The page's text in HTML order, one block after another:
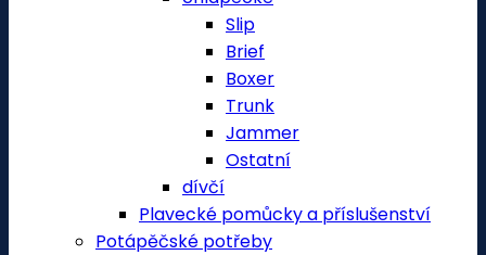
Slip
Brief
Boxer
Trunk
Jammer
Ostatní
dívčí
Plavecké pomůcky a příslušenství
Potápěčské potřeby